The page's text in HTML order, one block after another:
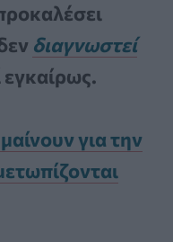
διαγνωστεί
εγκαίρως.
για την